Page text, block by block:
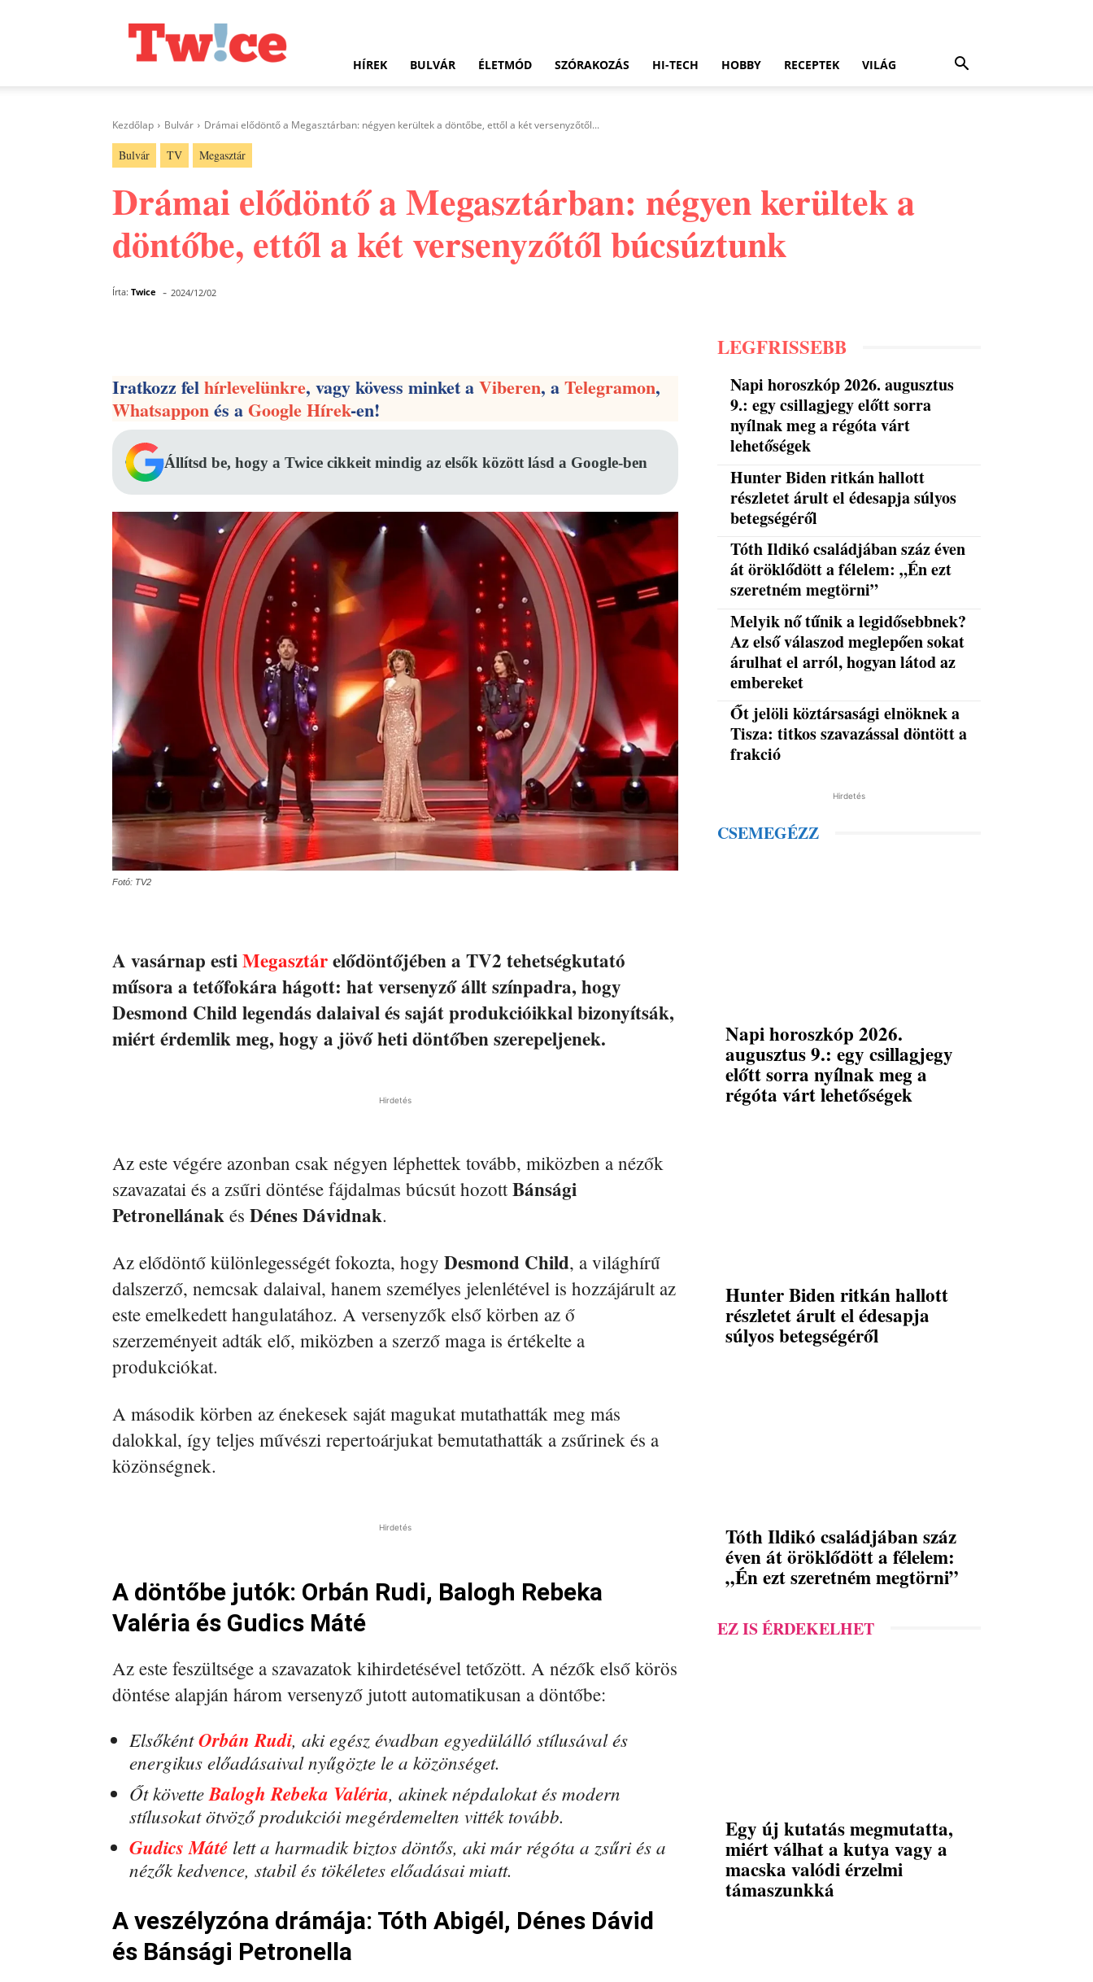
HÍREK BULVÁR ÉLETMÓD SZÓRAKOZÁS HI-TECH HOBBY RECEPTEK VILÁG
Kezdőlap Bulvár Drámai elődöntő a Megasztárban: négyen kerültek a döntőbe, ettől a két versenyzőtől...
Bulvár TV Megasztár
Drámai elődöntő a Megasztárban: négyen kerültek a
döntőbe, ettől a két versenyzőtől búcsúztunk
Írta: Twice - 2024/12/02
Iratkozz felhírlevelünkre, vagy kövess minket aViberen, aTelegramon,
Whatsapponés aGoogle Hírek-en!
Állítsd be, hogy a Twice cikkeit mindig az elsők között lásd a Google-ben
Fotó: TV2
A vasárnap estiMegasztárelődöntőjében a TV2 tehetségkutató
műsora a tetőfokára hágott: hat versenyző állt színpadra, hogy
Desmond Child legendás dalaival és saját produkcióikkal bizonyítsák,
miért érdemlik meg, hogy a jövő heti döntőben szerepeljenek.
Hirdetés
Az este végére azonban csak négyen léphettek tovább, miközben a nézők
szavazatai és a zsűri döntése fájdalmas búcsút hozottBánsági
Petronellának és Dénes Dávidnak.
Az elődöntő különlegességét fokozta, hogy Desmond Child, a világhírű
dalszerző, nemcsak dalaival, hanem személyes jelenlétével is hozzájárult az
este emelkedett hangulatához. A versenyzők első körben az ő
szerzeményeit adták elő, miközben a szerző maga is értékelte a
produkciókat.
A második körben az énekesek saját magukat mutathatták meg más
dalokkal, így teljes művészi repertoárjukat bemutathatták a zsűrinek és a
közönségnek.
Hirdetés
A döntőbe jutók: Orbán Rudi, Balogh Rebeka
Valéria és Gudics Máté
Az este feszültsége a szavazatok kihirdetésével tetőzött. A nézők első körös
döntése alapján három versenyző jutott automatikusan a döntőbe:
ElsőkéntOrbán Rudi, aki egész évadban egyedülálló stílusával és
energikus előadásaival nyűgözte le a közönséget.
Őt követteBalogh Rebeka Valéria, akinek népdalokat és modern
stílusokat ötvöző produkciói megérdemelten vitték tovább.
Gudics Máté lett a harmadik biztos döntős, aki már régóta a zsűri és a
nézők kedvence, stabil és tökéletes előadásai miatt.
A veszélyzóna drámája: Tóth Abigél, Dénes Dávid
és Bánsági Petronella
LEGFRISSEBB
Napi horoszkóp 2026. augusztus
9.: egy csillagjegy előtt sorra
nyílnak meg a régóta várt
lehetőségek
Hunter Biden ritkán hallott
részletet árult el édesapja súlyos
betegségéről
Tóth Ildikó családjában száz éven
át öröklődött a félelem: „Én ezt
szeretném megtörni”
Melyik nő tűnik a legidősebbnek?
Az első válaszod meglepően sokat
árulhat el arról, hogyan látod az
embereket
Őt jelöli köztársasági elnöknek a
Tisza: titkos szavazással döntött a
frakció
Hirdetés
CSEMEGÉZZ
Napi horoszkóp 2026.
augusztus 9.: egy csillagjegy
előtt sorra nyílnak meg a
régóta várt lehetőségek
Hunter Biden ritkán hallott
részletet árult el édesapja
súlyos betegségéről
Tóth Ildikó családjában száz
éven át öröklődött a félelem:
„Én ezt szeretném megtörni”
EZ IS ÉRDEKELHET
Egy új kutatás megmutatta,
miért válhat a kutya vagy a
macska valódi érzelmi
támaszunkká